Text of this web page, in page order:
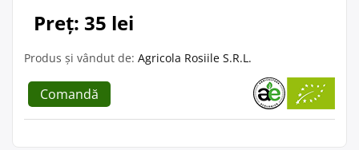
Preț: 35 lei
Produs și vândut de: Agricola Rosiile S.R.L.
Comandă